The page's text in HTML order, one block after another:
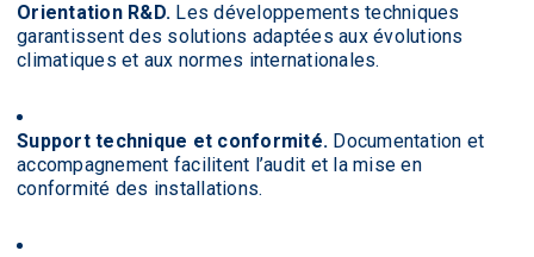
Orientation R&D. Les développements techniques
garantissent des solutions adaptées aux évolutions
climatiques et aux normes internationales.
Support technique et conformité. Documentation et
accompagnement facilitent l’audit et la mise en
conformité des installations.